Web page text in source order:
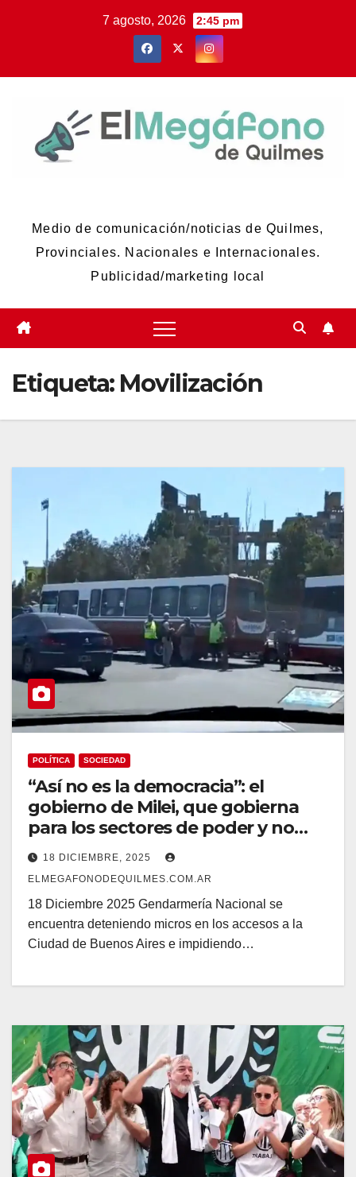
7 agosto, 2026 2:45 pm
Medio de comunicación/noticias de Quilmes,
Provinciales. Nacionales e Internacionales.
Publicidad/marketing local
Etiqueta: Movilización
POLÍTICA SOCIEDAD
“Así no es la democracia”: el
gobierno de Milei, que gobierna
para los sectores de poder y no
para los trabajadores, le tiene
miedo al pueblo en la calle
18 DICIEMBRE, 2025
ELMEGAFONODEQUILMES.COM.AR
18 Diciembre 2025 Gendarmería Nacional se
encuentra deteniendo micros en los accesos a la
Ciudad de Buenos Aires e impidiendo…